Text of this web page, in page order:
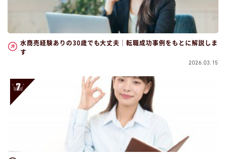
水商売経験ありの30歳でも大丈夫｜転職成功事例をもとに解説しま
す
2026.03.15